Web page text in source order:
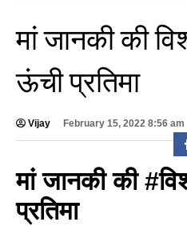
मां जानकी की
ऊंची प्रतिमा
Vijay February 15, 2022 8:56 am
मां जानकी की
प्रतिमा